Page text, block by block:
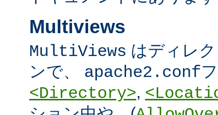
Multiviews
MultiViews はディレ
ンで、 apache2.conf
<Directory>,